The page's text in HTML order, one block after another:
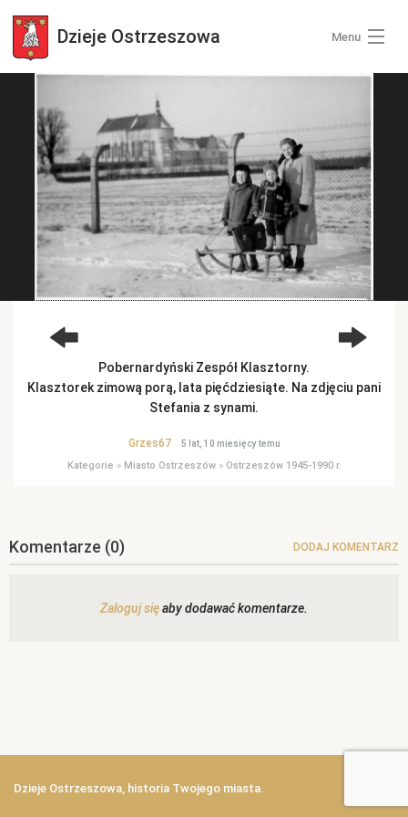
Dzieje Ostrzeszowa Menu
Kategorie zdjęć
Zaloguj się
+ Dodaj zdjęcia
Pobernardyński Zespół Klasztorny.
Klasztorek zimową porą, lata pięćdziesiąte. Na zdjęciu pani
Stefania z synami.
Grzes67 5 lat, 10 miesięcy temu
Kategorie » Miasto Ostrzeszów» Ostrzeszów 1945-1990 r.
Komentarze (0) DODAJ KOMENTARZ
Zaloguj sięaby dodawać komentarze.
Dzieje Ostrzeszowa, historia Twojego miasta.